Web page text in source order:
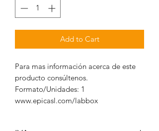
Add to Cart
Para mas información acerca de este
producto consúltenos.
Formato/Unidades: 1
www.epicasl.com/labbox